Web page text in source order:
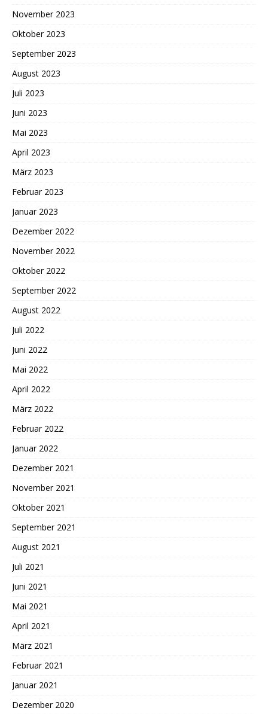
November 2023
Oktober 2023
September 2023
August 2023
Juli 2023
Juni 2023
Mai 2023
April 2023
März 2023
Februar 2023
Januar 2023
Dezember 2022
November 2022
Oktober 2022
September 2022
August 2022
Juli 2022
Juni 2022
Mai 2022
April 2022
März 2022
Februar 2022
Januar 2022
Dezember 2021
November 2021
Oktober 2021
September 2021
August 2021
Juli 2021
Juni 2021
Mai 2021
April 2021
März 2021
Februar 2021
Januar 2021
Dezember 2020